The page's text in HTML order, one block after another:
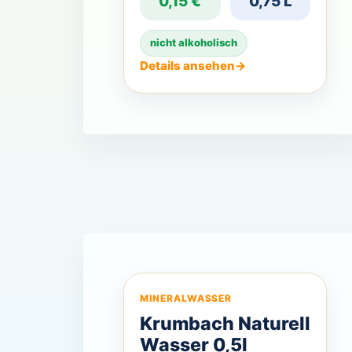
nicht alkoholisch
Details ansehen→
MINERALWASSER
Krumbach Naturell
Wasser 0,5l